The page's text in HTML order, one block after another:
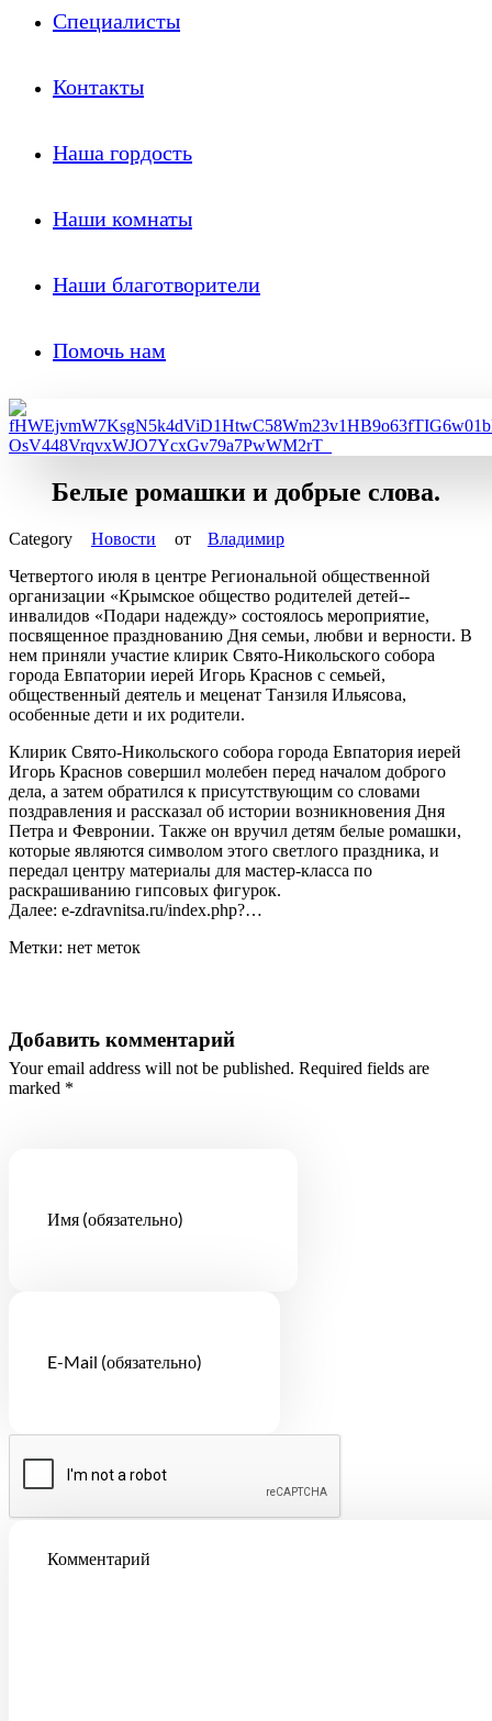
Специалисты
Контакты
Наша гордость
Наши комнаты
Наши благотворители
Помочь нам
Белые ромашки и добрые слова.
от Владимир
Новости
Четвертого июля в центре Региональной общественной
организации «Крымское общество родителей детей-­
инвалидов «Подари надежду» состоялось мероприятие,
посвященное празднованию Дня семьи, любви и верности. В
нем приняли участие клирик Свято-­Никольского собора
города Евпатории иерей Игорь Краснов с семьей,
общественный деятель и меценат Танзиля Ильясова,
особенные дети и их родители.
Клирик Свято-­Никольского собора города Евпатория иерей
Игорь Краснов совершил молебен перед началом доброго
дела, а затем обратился к присутствующим со словами
поздравления и рассказал об истории возникновения Дня
Петра и Февронии. Также он вручил детям белые ромашки,
которые являются символом этого светлого праздника, и
передал центру материалы для мастер-­класса по
раскрашиванию гипсовых фигурок.
Далее: e-zdravnitsa.ru/index.php?…
Метки: нет меток
Добавить комментарий
Your email address will not be published. Required fields are
marked *